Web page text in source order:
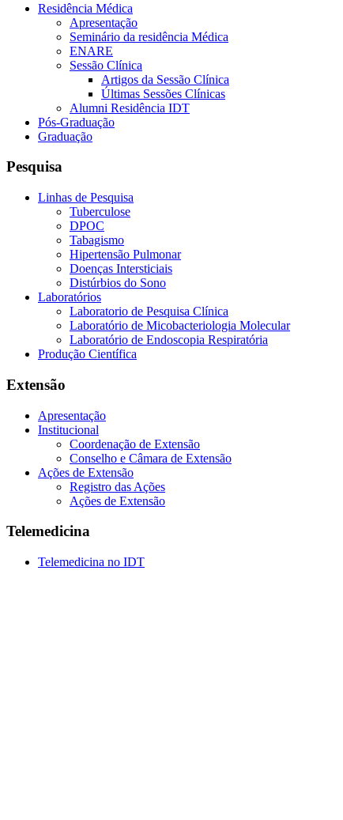
Residência Médica
Apresentação
Seminário da residência Médica
ENARE
Sessão Clínica
Artigos da Sessão Clínica
Últimas Sessões Clínicas
Alumni Residência IDT
Pós-Graduação
Graduação
Pesquisa
Linhas de Pesquisa
Tuberculose
DPOC
Tabagismo
Hipertensão Pulmonar
Doenças Intersticiais
Distúrbios do Sono
Laboratórios
Laboratorio de Pesquisa Clínica
Laboratório de Micobacteriologia Molecular
Laboratório de Endoscopia Respiratória
Produção Científica
Extensão
Apresentação
Institucional
Coordenação de Extensão
Conselho e Câmara de Extensão
Ações de Extensão
Registro das Ações
Ações de Extensão
Telemedicina
Telemedicina no IDT